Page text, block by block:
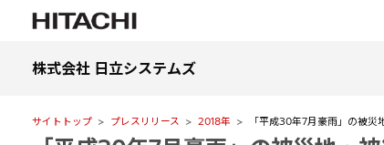
株式会社 日立システムズ
サイトトップ プレスリリース 2018年 「平成30年7月豪雨」の被